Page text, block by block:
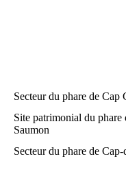
Secteur du phare de Cap
Site patrimonial du phare
Saumon
Secteur du phare de Cap-